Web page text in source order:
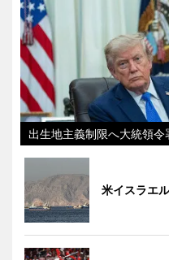
出生地主義制限へ大統領令
米イスラエ